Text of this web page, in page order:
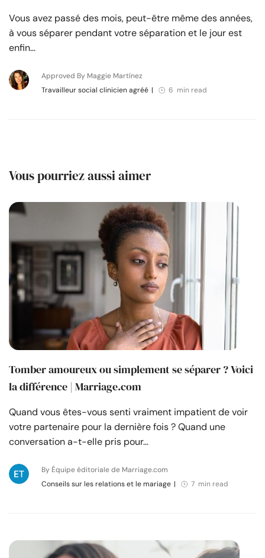
Vous avez passé des mois, peut-être même des années,
à vous séparer pendant votre séparation et le jour est
enfin…
Approved By Maggie Martínez
Travailleur social clinicien agréé | 6 min read
Vous pourriez aussi aimer
Tomber amoureux ou simplement se séparer ? Voici
la différence | Marriage.com
Quand vous êtes-vous senti vraiment impatient de voir
votre partenaire pour la dernière fois ? Quand une
conversation a-t-elle pris pour…
By Équipe éditoriale de Marriage.com
Conseils sur les relations et le mariage | 7 min read